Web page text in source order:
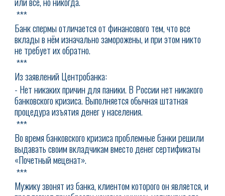
***
Банк спермы отличается от финансового тем, что все
вклады в нём изначально заморожены, и при этом никто
не требует их обратно.
***
Из заявлений Центробанка:
- Нет никаких причин для паники. В России нет никакого
банковского кризиса. Выполняется обычная штатная
процедура изъятия денег у населения.
***
Во время банковского кризиса проблемные банки решили
выдавать своим вкладчикам вместо денег сертификаты
«Почетный меценат».
***
Мужику звонят из банка, клиентом которого он является, и